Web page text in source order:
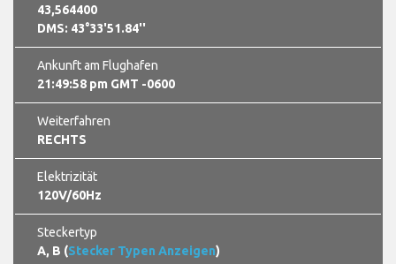
43,564400
DMS: 43°33'51.84''
Ankunft am Flughafen
21:49:58 pm GMT -0600
Weiterfahren
RECHTS
Elektrizität
120V/60Hz
Steckertyp
A, B (Stecker Typen Anzeigen)